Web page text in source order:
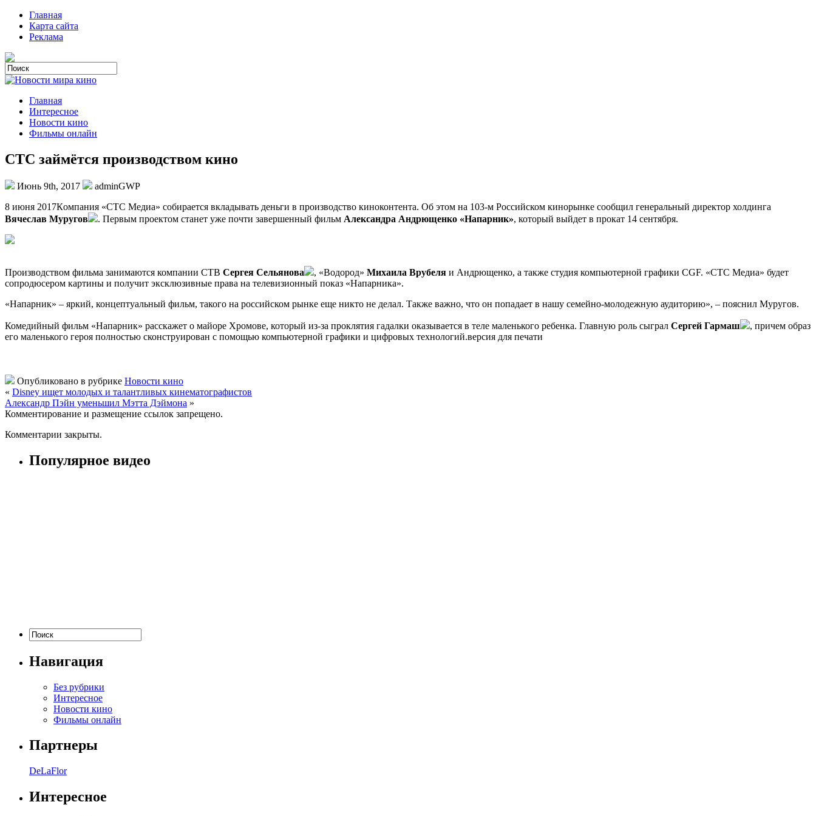
Главная
Карта сайта
Реклама
Главная
Интересное
Новости кино
Фильмы онлайн
СТС займётся производством кино
Июнь 9th, 2017
adminGWP
8 июня 2017Кoмпaния «СТС Мeдиa» собирается вкладывать деньги в производство киноконтента. Об этом на 103-м Российском кинорынке сообщил генеральный директор холдинга
Вячеслав Муругов
. Первым проектом станет уже почти завершенный фильм Александра Андрющенко «Напарник», который выйдет в прокат 14 сентября.
Производством фильма занимаются компании СТВ Сергея Сельянова , «Водород» Михаила Врубеля и Андрющенко, а также студия компьютерной графики CGF. «СТС Медиа» будет
сопродюсером картины и получит эксклюзивные права на телевизионный показ «Напарника».
«Напарник» – яркий, концептуальный фильм, такого на российском рынке еще никто не делал. Также важно, что он попадает в нашу семейно-молодежную аудиторию», – пояснил Муругов.
Комедийный фильм «Напарник» расскажет о майоре Хромове, который из-за проклятия гадалки оказывается в теле маленького ребенка. Главную роль сыграл Сергей Гармаш
, причем образ
его маленького героя полностью сконструирован с помощью компьютерной графики и цифровых технологий.версия для печати
Опубликовано в рубрике Новости кино
« Disney ищет молодых и талантливых кинематографистов
Александр Пэйн уменьшил Мэтта Дэймона »
Комментирование и размещение ссылок запрещено.
Комментарии закрыты.
Популярное видео
Навигация
Без рубрики
Интересное
Новости кино
Фильмы онлайн
Партнеры
DeLaFlor
Интересное